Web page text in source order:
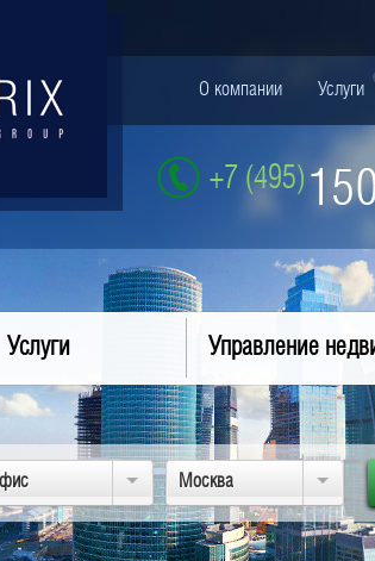
О компании Услуги
+7 (495)
Услуги Управление
Москва